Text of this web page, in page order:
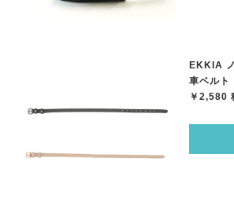
EKKIA
車ベルト
￥2,580